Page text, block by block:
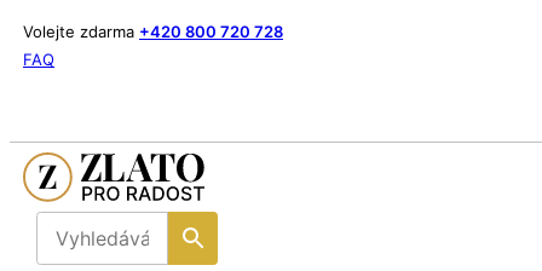
Volejte zdarma +420 800 720 728
FAQ